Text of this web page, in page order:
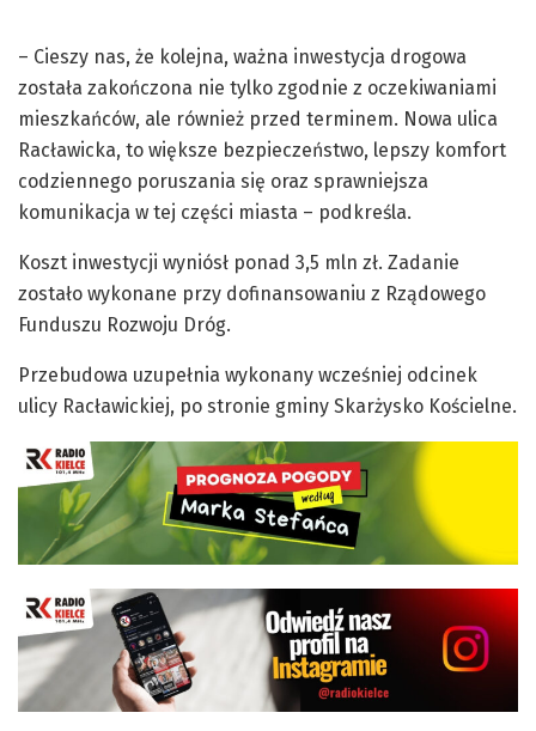
– Cieszy nas, że kolejna, ważna inwestycja drogowa
została zakończona nie tylko zgodnie z oczekiwaniami
mieszkańców, ale również przed terminem. Nowa ulica
Racławicka, to większe bezpieczeństwo, lepszy komfort
codziennego poruszania się oraz sprawniejsza
komunikacja w tej części miasta – podkreśla.
Koszt inwestycji wyniósł ponad 3,5 mln zł. Zadanie
zostało wykonane przy dofinansowaniu z Rządowego
Funduszu Rozwoju Dróg.
Przebudowa uzupełnia wykonany wcześniej odcinek
ulicy Racławickiej, po stronie gminy Skarżysko Kościelne.